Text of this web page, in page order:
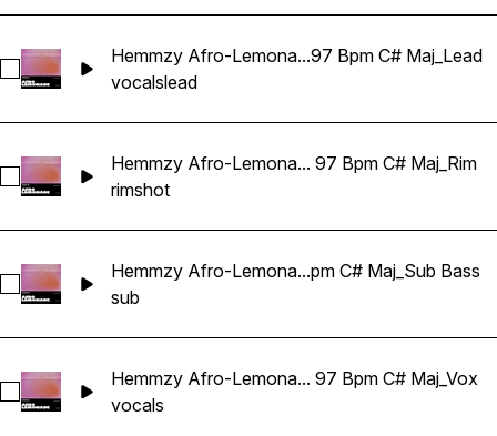
Sélectionnez Hemmzy Afro-Lemonade - Can't Be Real 97
Hemmzy Afro-Lemona...97 Bpm C# Maj_Lead
vocalslead
Sélectionnez Hemmzy Afro-Lemonade - Can't Be Real 97
Hemmzy Afro-Lemona... 97 Bpm C# Maj_Rim
rimshot
Sélectionnez Hemmzy Afro-Lemonade - Can't Be Real 97
Hemmzy Afro-Lemona...pm C# Maj_Sub Bass
sub
Sélectionnez Hemmzy Afro-Lemonade - Can't Be Real 97
Hemmzy Afro-Lemona... 97 Bpm C# Maj_Vox
vocals